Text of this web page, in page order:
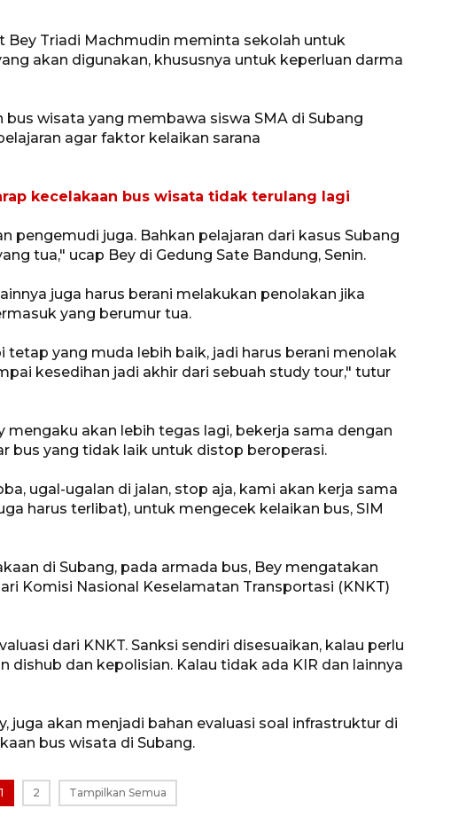
Bey Triadi Machmudin meminta sekolah untuk
akan digunakan, khususnya untuk keperluan darma
bus wisata yang membawa siswa SMA di Subang
agar faktor kelaikan sarana
kecelakaan bus wisata tidak terulang lagi
pengemudi juga. Bahkan pelajaran dari kasus Subang
tua," ucap Bey di Gedung Sate Bandung, Senin.
juga harus berani melakukan penolakan jika
yang berumur tua.
tetap yang muda lebih baik, jadi harus berani menolak
kesedihan jadi akhir dari sebuah study tour," tutur
mengaku akan lebih tegas lagi, bekerja sama dengan
bus yang tidak laik untuk distop beroperasi.
ugal-ugalan di jalan, stop aja, kami akan kerja sama
harus terlibat), untuk mengecek kelaikan bus, SIM
di Subang, pada armada bus, Bey mengatakan
Komisi Nasional Keselamatan Transportasi (KNKT)
dari KNKT. Sanksi sendiri disesuaikan, kalau perlu
dishub dan kepolisian. Kalau tidak ada KIR dan lainnya
juga akan menjadi bahan evaluasi soal infrastruktur di
bus wisata di Subang.
1 2 Tampilkan Semua